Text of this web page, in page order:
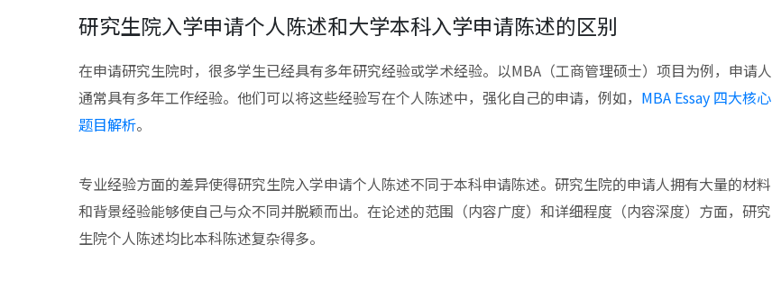
研究生院入学申请个人陈述和大学本科入学申请陈述的区别
在申请研究生院时，很多学生已经具有多年研究经验或学术经验。以MBA（工商管理硕士）项目为例，申请人
通常具有多年工作经验。他们可以将这些经验写在个人陈述中，强化自己的申请，例如， MBA Essay 四大核心
题目解析。
专业经验方面的差异使得研究生院入学申请个人陈述不同于本科申请陈述。研究生院的申请人拥有大量的材料
和背景经验能够使自己与众不同并脱颖而出。在论述的范围（内容广度）和详细程度（内容深度）方面，研究
生院个人陈述均比本科陈述复杂得多。